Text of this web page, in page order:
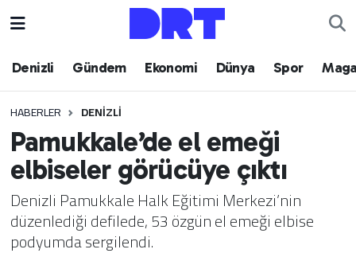
Denizli Gündem Ekonomi Dünya Spor
HABERLER DENIZLI
Pamukkale’de el emeği
elbiseler görücüye çıktı
Denizli Pamukkale Halk Eğitimi Merkezi’nin
düzenlediği defilede, 53 özgün el emeği elbise
podyumda sergilendi.
Denizli
Ekonomi
Dünya
Spor
Hava Durumu
Trafik Durumu
Puan Durumu ve Fikstür
Tüm Manşetler
Son Dakika Haberleri